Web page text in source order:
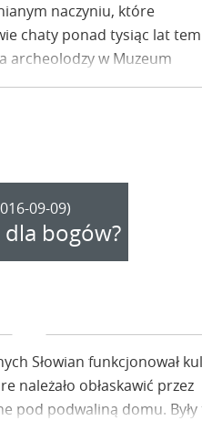
naczyniu, które
chaty ponad tysiąc lat
archeolodzy w Muzeum
latem ubiegłego roku?
09-09)
bogów?
Słowian funkcjonował
należało obłaskawić przez
pod podwaliną domu.